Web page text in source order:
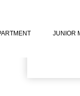
JUNIOR